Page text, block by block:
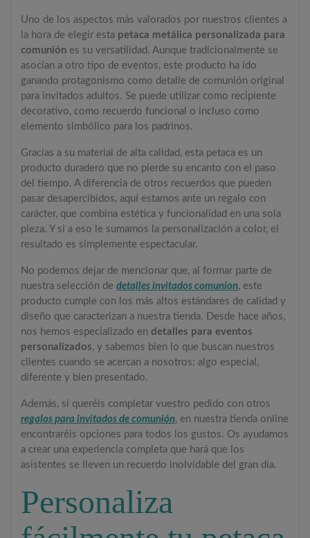
Uno de los aspectos más valorados por nuestros clientes a
la hora de elegir esta petaca metálica personalizada para
comunión es su versatilidad. Aunque tradicionalmente se
asocian a otro tipo de eventos, este producto ha ido
ganando protagonismo como detalle de comunión original
para invitados adultos. Se puede utilizar como recipiente
decorativo, como recuerdo funcional o incluso como
elemento simbólico para los padrinos.
Gracias a su material de alta calidad, esta petaca es un
producto duradero que no pierde su encanto con el paso
del tiempo. A diferencia de otros recuerdos que pueden
pasar desapercibidos, aquí estamos ante un regalo con
carácter, que combina estética y funcionalidad en una sola
pieza. Y si a eso le sumamos la personalización a color, el
resultado es simplemente espectacular.
No podemos dejar de mencionar que, al formar parte de
nuestra selección dedetalles invitados comunion, este
producto cumple con los más altos estándares de calidad y
diseño que caracterizan a nuestra tienda. Desde hace años,
nos hemos especializado endetalles para eventos
personalizados, y sabemos bien lo que buscan nuestros
clientes cuando se acercan a nosotros: algo especial,
diferente y bien presentado.
Además, si queréis completar vuestro pedido con otros
regalos para invitados de comunión, en nuestra tienda online
encontraréis opciones para todos los gustos. Os ayudamos
a crear una experiencia completa que hará que los
asistentes se lleven un recuerdo inolvidable del gran día.
Personaliza